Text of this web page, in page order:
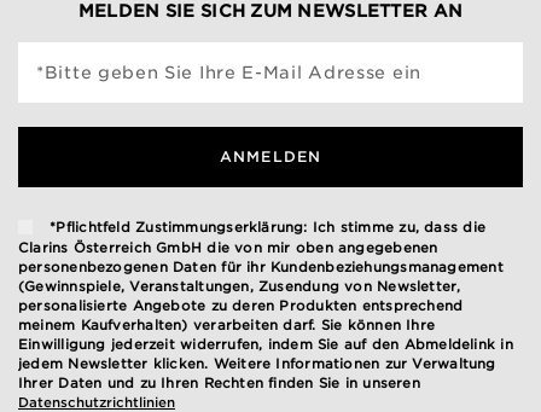
MELDEN SIE SICH ZUM NEWSLETTER AN
*Bitte geben Sie Ihre E-Mail Adresse ein
ANMELDEN
*Pflichtfeld Zustimmungserklärung: Ich stimme zu, dass die
Clarins Österreich GmbH die von mir oben angegebenen
personenbezogenen Daten für ihr Kundenbeziehungsmanagement
(Gewinnspiele, Veranstaltungen, Zusendung von Newsletter,
personalisierte Angebote zu deren Produkten entsprechend
meinem Kaufverhalten) verarbeiten darf. Sie können Ihre
Einwilligung jederzeit widerrufen, indem Sie auf den Abmeldelink in
jedem Newsletter klicken. Weitere Informationen zur Verwaltung
Ihrer Daten und zu Ihren Rechten finden Sie in unseren
Datenschutzrichtlinien